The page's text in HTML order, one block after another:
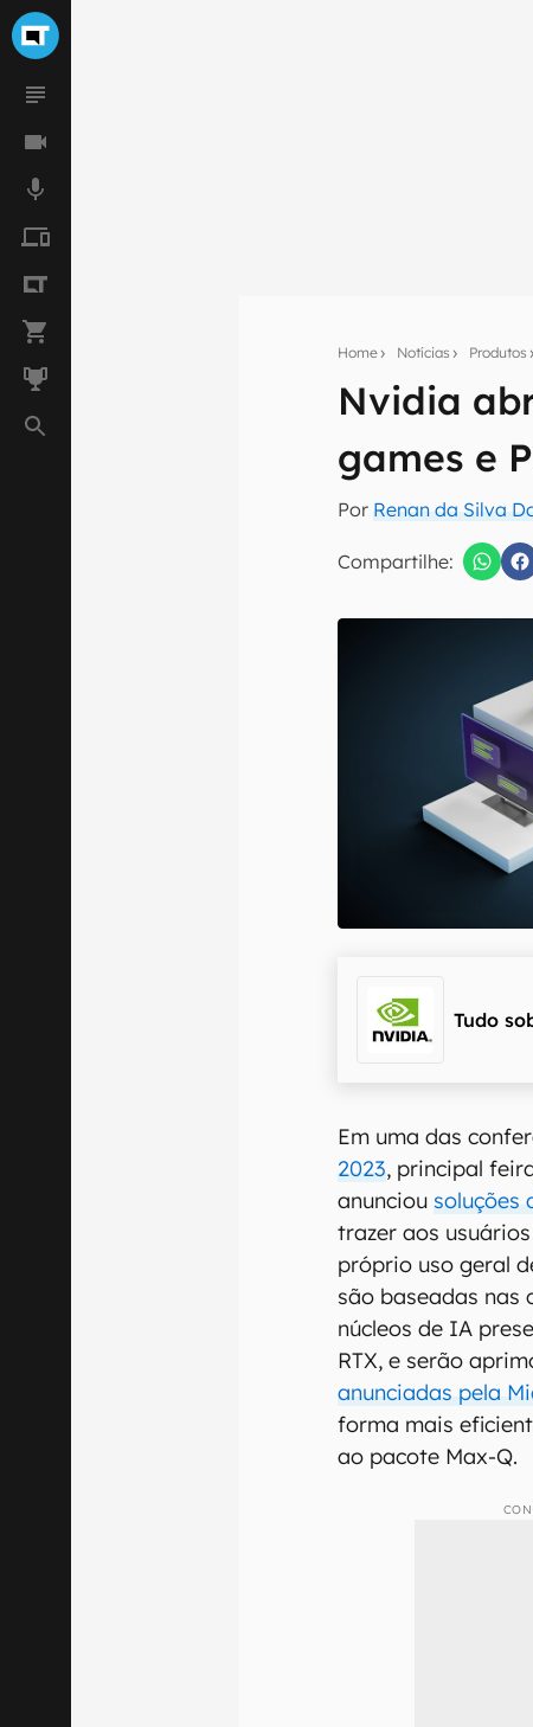
Home Notícias Produtos
Nvidia
games e
Por Renan da Silva
Compartilhe:
Seu
Assine a
Confirmo que
Tudo
Em uma das
2023, principal
anunciousoluções
trazer aos
próprio uso geral
são baseadas nas
núcleos de IA
RTX, e serão
anunciadas pela
forma mais
ao pacote Max-Q.